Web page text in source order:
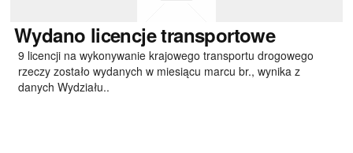
Wydano licencje transportowe
9 licencji na wykonywanie krajowego transportu drogowego
rzeczy zostało wydanych w miesiącu marcu br., wynika z
danych Wydziału..